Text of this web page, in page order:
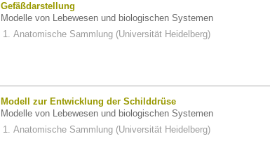
Gefäßdarstellung
Modelle von Lebewesen und biologischen Systemen
Anatomische Sammlung (Universität Heidelberg)
Modell zur Entwicklung der Schilddrüse
Modelle von Lebewesen und biologischen Systemen
Anatomische Sammlung (Universität Heidelberg)